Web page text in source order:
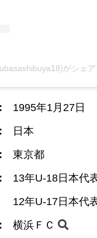
がシェ
1995年1月27日
日本
東京都
13年U-18日本代
12年U-17日本代
横浜ＦＣ